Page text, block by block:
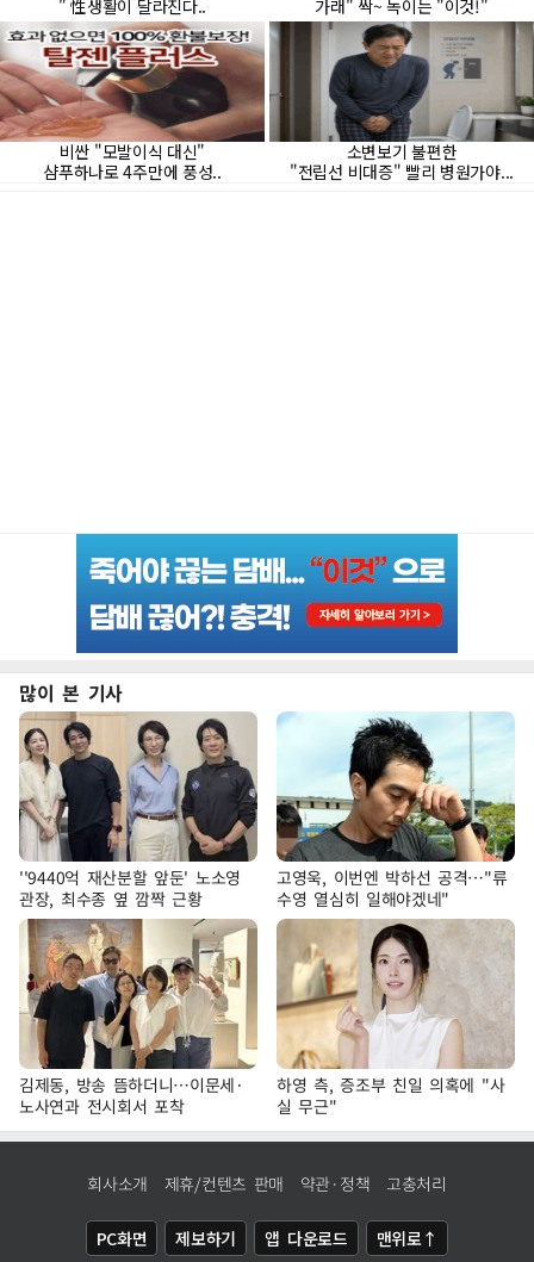
많이 본 기사
''9440억 재산분할 앞둔' 노소영
관장, 최수종 옆 깜짝 근황
고영욱, 이번엔 박하선 공격…"류
수영 열심히 일해야겠네"
김제동, 방송 뜸하더니…이문세·
노사연과 전시회서 포착
하영 측, 증조부 친일 의혹에 "사
실 무근"
회사소개 제휴/컨텐츠 판매 약관·정책 고충처리
PC화면 제보하기 앱 다운로드 맨위로↑